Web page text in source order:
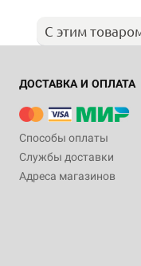
С этим
ДОСТАВКА И ОПЛАТА
Способы оплаты
Службы доставки
Адреса магазинов